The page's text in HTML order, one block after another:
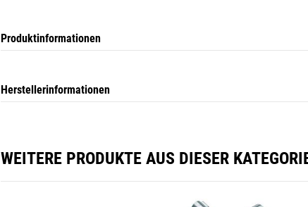
Produktinformationen
Herstellerinformationen
WEITERE PRODUKTE AUS DIESER